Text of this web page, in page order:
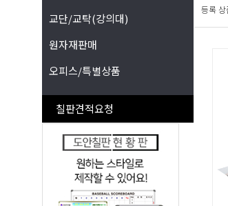
교단/교탁(강의대)
원자재판매
오피스/특별상품
칠판견적요청
등록 상